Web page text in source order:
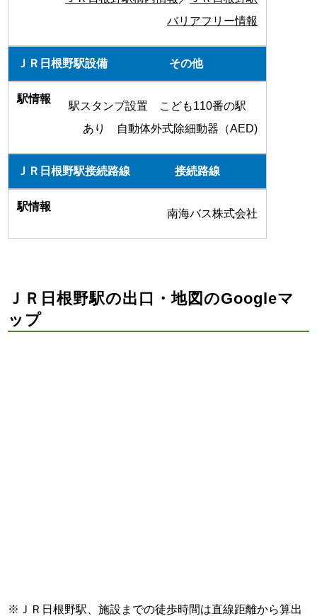
バリアフリー情報
その他
駅スタンプ設置 こども110番の駅
あり 自動体外式除細動器（AED)
接続路線
南海バス株式会社
ＪＲ日根野駅の出口・地図のGoogleマ
ップ
※ＪＲ日根野駅、施設までの徒歩時間は直線距離から算出